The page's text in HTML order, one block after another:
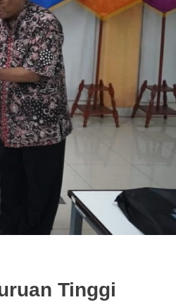
Tinggi